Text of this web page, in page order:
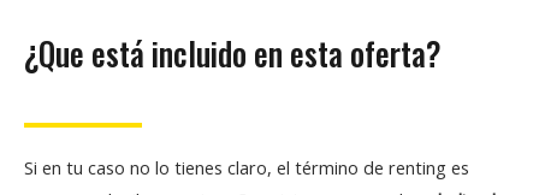
¿Que está incluido en esta oferta?
Si en tu caso no lo tienes claro, el término de renting es